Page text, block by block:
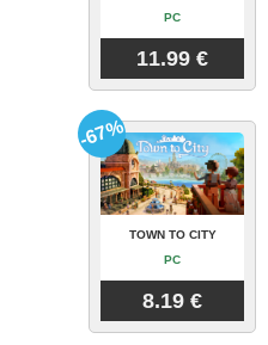
PC
11.99 €
TOWN TO CITY
PC
8.19 €
-67%